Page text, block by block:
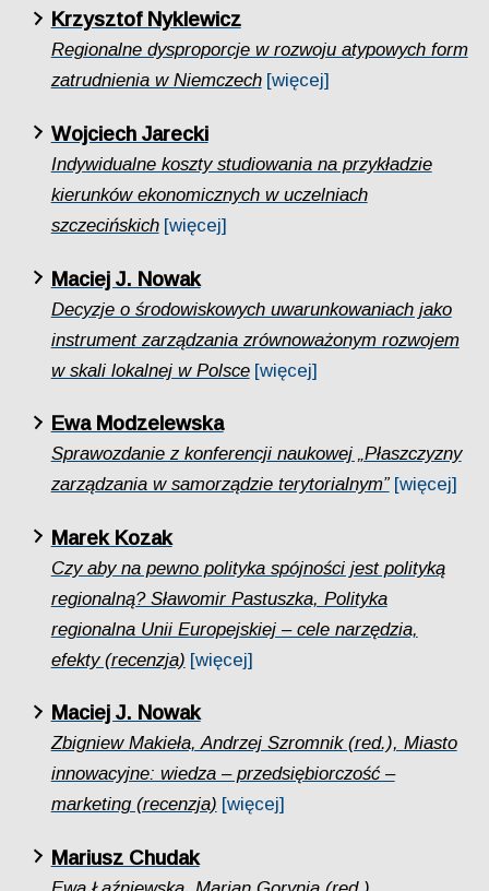
Krzysztof Nyklewicz
Regionalne dysproporcje w rozwoju atypowych form
zatrudnienia w Niemczech [więcej]
Wojciech Jarecki
Indywidualne koszty studiowania na przykładzie
kierunków ekonomicznych w uczelniach
szczecińskich [więcej]
Maciej J. Nowak
Decyzje o środowiskowych uwarunkowaniach jako
instrument zarządzania zrównoważonym rozwojem
w skali lokalnej w Polsce [więcej]
Ewa Modzelewska
Sprawozdanie z konferencji naukowej „Płaszczyzny
zarządzania w samorządzie terytorialnym” [więcej]
Marek Kozak
Czy aby na pewno polityka spójności jest polityką
regionalną? Sławomir Pastuszka, Polityka
regionalna Unii Europejskiej – cele narzędzia,
efekty (recenzja) [więcej]
Maciej J. Nowak
Zbigniew Makieła, Andrzej Szromnik (red.), Miasto
innowacyjne: wiedza – przedsiębiorczość –
marketing (recenzja) [więcej]
Mariusz Chudak